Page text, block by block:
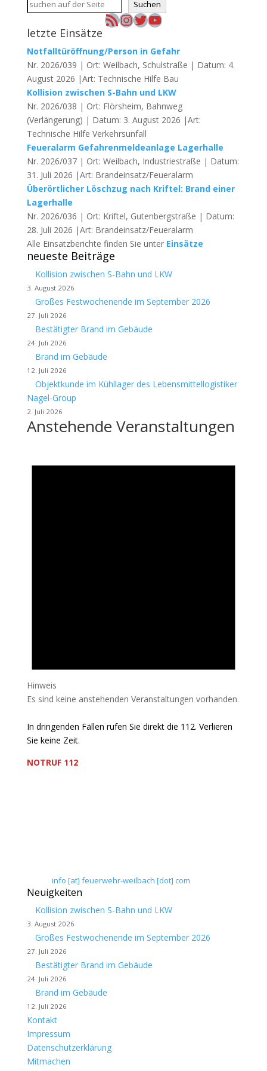
Suchen
RSS-FeedInstagram
Twitter
YouTube
letzte Einsätze
Notfalltüröffnung/Person in Gefahr
Nr. 2026/039 | Ort: Weilbach, Schulstraße | Datum: 4.
August 2026 |Art: Technische Hilfe Bau
Kollision zwischen S-Bahn und LKW
Nr. 2026/038 | Ort: Flörsheim, Bahnweg
(Verlängerung) | Datum: 3. August 2026 |Art:
Technische Hilfe Verkehrsunfall
Feueralarm Gefahrenmeldeanlage Lagerhalle
Nr. 2026/037 | Ort: Weilbach, Industriestraße | Datum:
31. Juli 2026 |Art: Brandeinsatz/Feueralarm
Überörtlicher Löschzug nach Kriftel: Brand einer
Lagerhalle
Nr. 2026/036 | Ort: Kriftel, Gutenbergstraße | Datum:
28. Juli 2026 |Art: Brandeinsatz/Feueralarm
Alle Einsatzberichte finden Sie unter Einsätze
neueste Beiträge
Kollision zwischen S-Bahn und LKW
3. August 2026
Großes Festwochenende im September 2026
27. Juli 2026
Bestätigter Brand im Gebäude
24. Juli 2026
Brand im Gebäude
12. Juli 2026
Objektkunde im Kühllager des Lebensmittellogistiker
Nagel-Group
2. Juli 2026
Anstehende Veranstaltungen
Hinweis
Es sind keine anstehenden Veranstaltungen vorhanden.
In dringenden Fällen rufen Sie direkt die 112. Verlieren
Sie keine Zeit.
NOTRUF 112
info [at] feuerwehr-weilbach [dot] com
Neuigkeiten
Kollision zwischen S-Bahn und LKW
3. August 2026
Großes Festwochenende im September 2026
27. Juli 2026
Bestätigter Brand im Gebäude
24. Juli 2026
Brand im Gebäude
12. Juli 2026
Kontakt
Impressum
Datenschutzerklärung
Mitmachen